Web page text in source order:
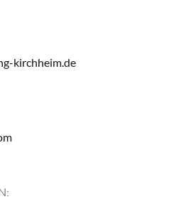
kirchheim.de